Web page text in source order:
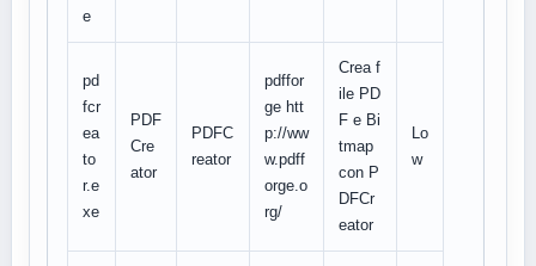
e
pd
fcr
ea
to
r.e
xe
PDF
Cre
ator
PDFC
reator
pdffor
ge htt
p://ww
w.pdff
orge.o
rg/
Crea f
ile PD
F e Bi
tmap
con P
DFCr
eator
Lo
w